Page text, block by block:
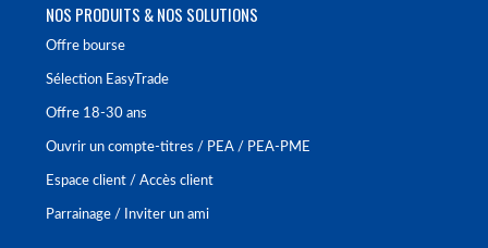
NOS PRODUITS & NOS SOLUTIONS
Offre bourse
Sélection EasyTrade
Offre 18-30 ans
Ouvrir un compte-titres / PEA / PEA-PME
Espace client / Accès client
Parrainage / Inviter un ami